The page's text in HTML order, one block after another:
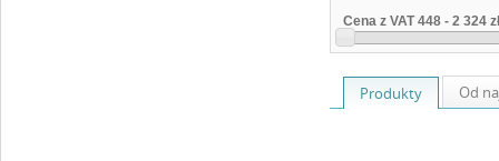
Cena z VAT 448 - 2 324 zł
Produkty Od